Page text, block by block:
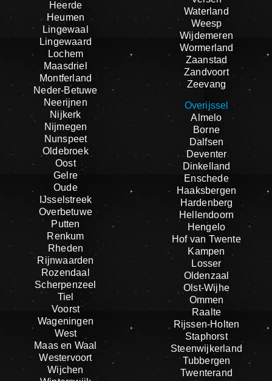
Heerde
Heumen
Lingewaal
Lingewaard
Lochem
Maasdriel
Montferland
Neder-Betuwe
Neerijnen
Nijkerk
Nijmegen
Nunspeet
Oldebroek
Oost
Gelre
Oude
IJsselstreek
Overbetuwe
Putten
Renkum
Rheden
Rijnwaarden
Rozendaal
Scherpenzeel
Tiel
Voorst
Wageningen
West
Maas en Waal
Westervoort
Wijchen
Waterland
Weesp
Wijdemeren
Wormerland
Zaanstad
Zandvoort
Zeevang
Overijssel
Almelo
Borne
Dalfsen
Deventer
Dinkelland
Enschede
Haaksbergen
Hardenberg
Hellendoorn
Hengelo
Hof van Twente
Kampen
Losser
Oldenzaal
Olst-Wijhe
Ommen
Raalte
Rijssen-Holten
Staphorst
Steenwijkerland
Tubbergen
Twenterand